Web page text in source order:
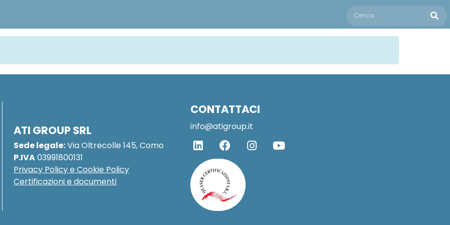
ATI GROUP SRL
Sede legale:Via Oltrecolle 145, Como
P.IVA03991800131
Privacy Policy e Cookie Policy
Certificazioni e documenti
CONTATTACI
info@atigroup.it